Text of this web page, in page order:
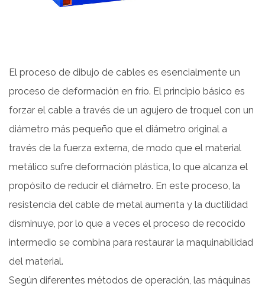
El proceso de dibujo de cables es esencialmente un
proceso de deformación en frío. El principio básico es
forzar el cable a través de un agujero de troquel con un
diámetro más pequeño que el diámetro original a
través de la fuerza externa, de modo que el material
metálico sufre deformación plástica, lo que alcanza el
propósito de reducir el diámetro. En este proceso, la
resistencia del cable de metal aumenta y la ductilidad
disminuye, por lo que a veces el proceso de recocido
intermedio se combina para restaurar la maquinabilidad
del material.
Según diferentes métodos de operación, las máquinas